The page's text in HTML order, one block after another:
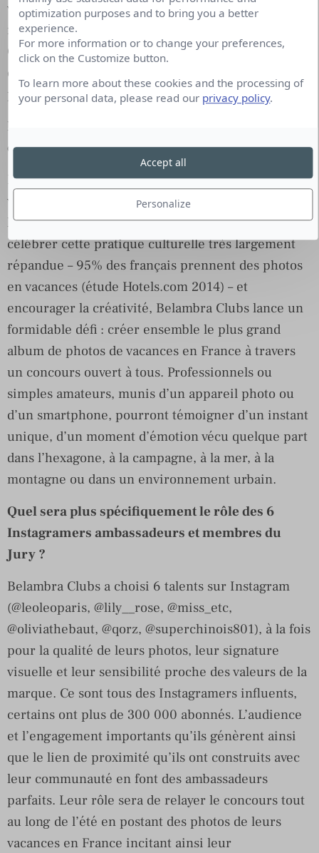
vacanciers. Pour les inciter à participer, nous leur
mettons à disposition des cadres photos Belambra
Clubs au format Instagram, un dispositif innovant
qui leur permet de s’amuser tout en
photographiant leurs souvenirs de vacances.
Pourquoi avoir choisis un concours photo pour
communiquer sur Belambra cet été ?
La photographie joue un grand rôle pour les
vacanciers des Clubs Belambra, elle est au cœur de
leurs activités pendant et après leurs séjours. Pour
célébrer cette pratique culturelle très largement
répandue – 95% des français prennent des photos
en vacances (étude Hotels.com 2014) – et
encourager la créativité, Belambra Clubs lance un
formidable défi : créer ensemble le plus grand
album de photos de vacances en France à travers
un concours ouvert à tous. Professionnels ou
simples amateurs, munis d’un appareil photo ou
d’un smartphone, pourront témoigner d’un instant
unique, d’un moment d’émotion vécu quelque part
dans l’hexagone, à la campagne, à la mer, à la
montagne ou dans un environnement urbain.
Quel sera plus spécifiquement le rôle des 6
Instagramers ambassadeurs et membres du
Jury ?
Belambra Clubs a choisi 6 talents sur Instagram
(@leoleoparis, @lily__rose, @miss_etc,
@oliviathebaut, @qorz, @superchinois801), à la fois
pour la qualité de leurs photos, leur signature
visuelle et leur sensibilité proche des valeurs de la
marque. Ce sont tous des Instagramers influents,
certains ont plus de 300 000 abonnés. L’audience
et l’engagement importants qu’ils génèrent ainsi
que le lien de proximité qu’ils ont construits avec
leur communauté en font des ambassadeurs
parfaits. Leur rôle sera de relayer le concours tout
au long de l’été en postant des photos de leurs
vacances en France incitant ainsi leur
optimization purposes and to bring you a better
experience.
For more information or to change your preferences,
click on the Customize button.
To learn more about these cookies and the processing of
your personal data, please read our privacy policy.
Personalize
Accept all